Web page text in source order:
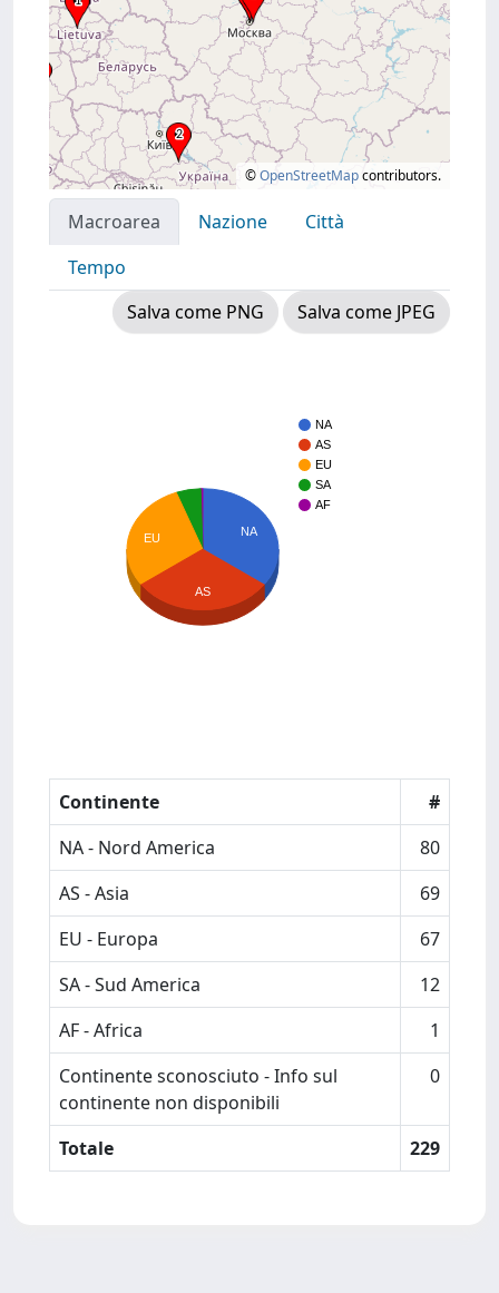
©OpenStreetMapcontributors.
Macroarea Nazione
Città
Tempo
Salva come PNG
Salva come JPEG
NA
AS
EU
SA
AF
NA
EU
AS
Continente
#
NA - Nord America
80
AS - Asia
69
EU - Europa
67
SA - Sud America
12
AF - Africa
1
Continente sconosciuto - Info sul
continente non disponibili
0
Totale 229